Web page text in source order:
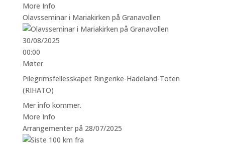
More Info
Olavsseminar i Mariakirken på Granavollen
30/08/2025
00:00
Møter
Pilegrimsfellesskapet Ringerike-Hadeland-Toten
(RIHATO)
Mer info kommer.
More Info
Arrangementer på 28/07/2025